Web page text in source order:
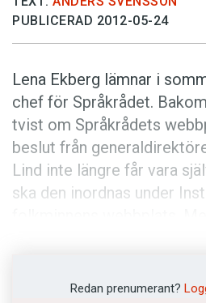
Annonsera
Press
PUBLICERAD 2012-05-24
Lena Ekberg lämnar i
chef för Språk­rådet.
tvist om Språkrådets
beslut från
Lind inte längre får vara
ska den inordnas under
Redan prenumerant?